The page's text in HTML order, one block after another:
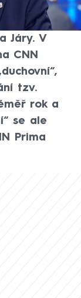
(ODS)
Járy. V
CNN
tzv.
rok a
se ale
Prima